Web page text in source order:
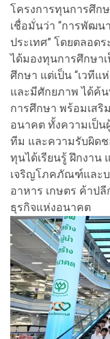
โครงการทุนการศึก
เชื่อมั่นว่า “การพัฒ
ประเทศ” โดยตลอด
ได้มองทุนการศึกษา
ศึกษา แต่เป็น “เวทีแ
และมีศักยภาพ ได้ค้น
การศึกษา พร้อมเส
อนาคต ทั้งความเป็น
ทีม และความรับผิด
ทุนได้เรียนรู้ ฝึกงาน
เจริญโภคภัณฑ์และ
อาหาร เกษตร ค้าป
ธุรกิจแห่งอนาคต